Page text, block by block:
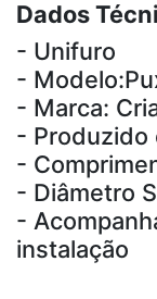
Dados
- Unifuro
-
- Marca:
- Produzido
-
- Diâmetro
-
instalação